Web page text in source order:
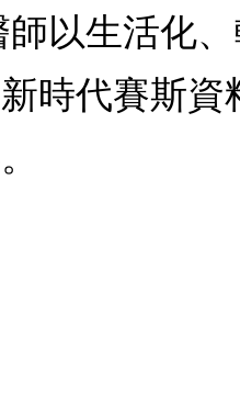
以生活化
時代賽斯資